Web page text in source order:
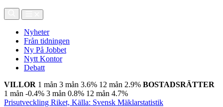
Nyheter
Från tidningen
Ny På Jobbet
Nytt Kontor
Debatt
VILLOR 1 mån 3 mån 3.6% 12 mån 2.9% BOSTADSRÄTTER
1 mån -0.4% 3 mån 0.8% 12 mån 4.7%
Prisutveckling Riket, Källa: Svensk Mäklarstatistik